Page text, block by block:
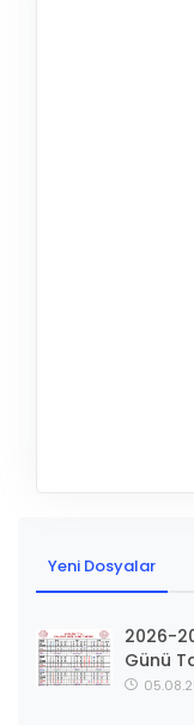
Yeni Dosyalar
2026-
Günü